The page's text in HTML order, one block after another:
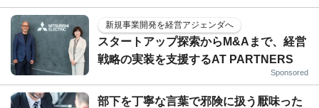
新規事業開発を経営アジェンダへ
スタートアップ探索からM&Aまで、経営
戦略の実装を支援するAT PARTNERS
Sponsored
部下を丁寧な言葉で邪険に扱う厭味った